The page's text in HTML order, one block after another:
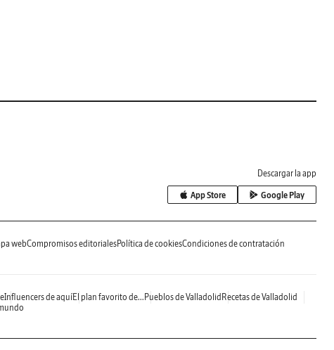
Descargar la app
App Store Google Play
webCompromisos editorialesPolítica de cookiesCondiciones de contratación
Influencers de aquíEl plan favorito de... Pueblos de Valladolid Recetas de Valladolid